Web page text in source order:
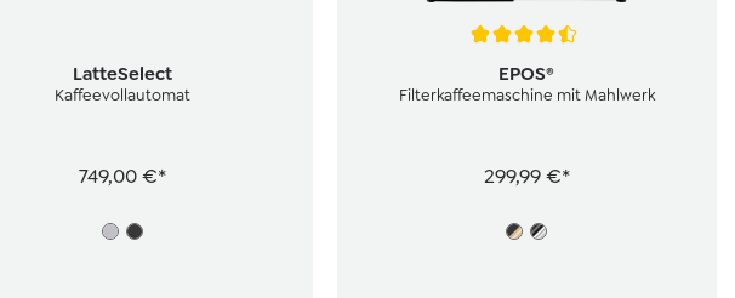
LatteSelect
Kaffeevollautomat
749,00 €*
EPOS®
Filterkaffeemaschine mit Mahlwerk
299,99 €*